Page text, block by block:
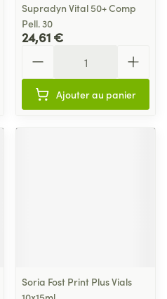
Supradyn Vital 50+ Comp
Pell. 30
24,61 €
Ajouter au panier
Soria Fost Print Plus Vials